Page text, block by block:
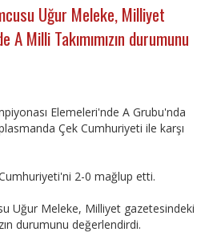
Uğur Meleke, Milliyet
Milli Takımımızın durumunu
Elemeleri'nde A Grubu'nda
Çek Cumhuriyeti ile karşı
2-0 mağlup etti.
Uğur Meleke, Milliyet gazetesindeki
durumunu değerlendirdi.